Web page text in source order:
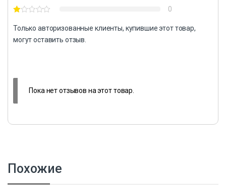
0
Только авторизованные клиенты, купившие этот товар,
могут оставить отзыв.
Пока нет отзывов на этот товар.
Похожие